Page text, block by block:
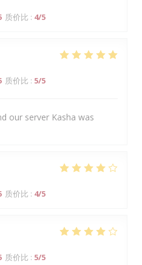
质价比 : 4/5
质价比 : 5/5
our server Kasha was
质价比 : 4/5
质价比 : 5/5